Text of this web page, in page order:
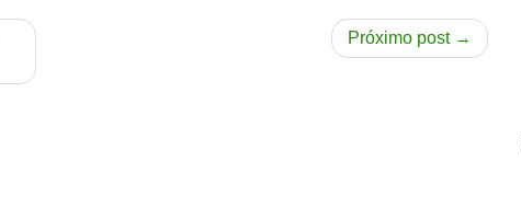
Próximo post